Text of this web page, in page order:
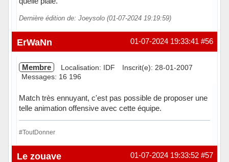
Dernière édition de: Joeysolo (01-07-2024 19:19:59)
Hors ligne #56
01-07-2024 19:33:41
ErWaNn
Membre Localisation: IDF
Inscrit(e): 28-01-2007
Messages: 16 196
Match très ennuyant, c'est pas possible de proposer une
telle animation offensive avec cette équipe.
#ToutDonner
Hors ligne #57
01-07-2024 19:33:52
Le zouave